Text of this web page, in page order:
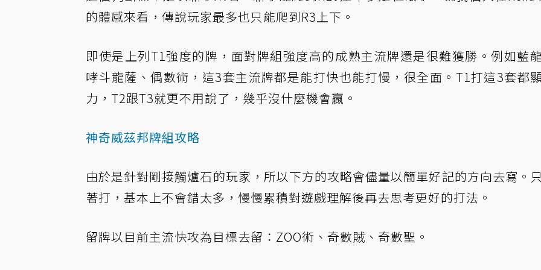
的體感來看，傳說玩家最多也只能爬到R3上下。
即使是上列T1強度的牌，面對牌組強度高的成熟主流牌還是很難獲勝。例如藍
哮斗龍薩、偶數術，這3套主流牌都是能打快也能打慢，很全面。T1打這3套都
力，T2跟T3就更不用說了，幾乎沒什麼機會贏。
神奇威茲邦牌組攻略
由於是針對剛接觸爐石的玩家，所以下方的攻略會儘量以簡單好記的方向去寫。
著打，基本上不會錯太多，慢慢累積對遊戲理解後再去思考更好的打法。
留牌以目前主流快攻為目標去留：ZOO術、奇數賊、奇數聖。